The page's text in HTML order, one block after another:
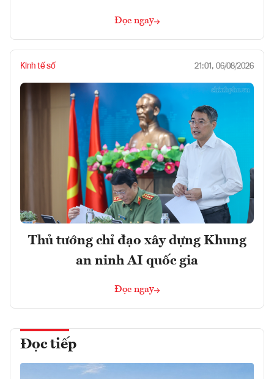
Đọc ngay
Kinh tế số 21:01, 06/08/2026
Thủ tướng chỉ đạo xây dựng Khung
an ninh AI quốc gia
Đọc ngay
Đọc tiếp